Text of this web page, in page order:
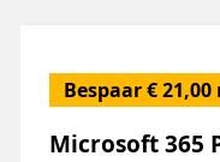
Bespaar €
Microsoft 365